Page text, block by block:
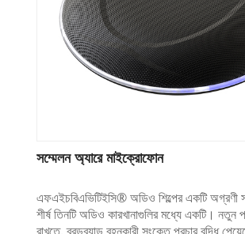
সম্মেলন অ্যারে মাইক্রোফোন
এফএইচবিএভিটিইসি® অডিও শিল্পের একটি অগ্রণী
শীর্ষ তিনটি অডিও কারখানাগুলির মধ্যে একটি। নতুন
রাখতে, ব্রডব্যান্ড বহনকারী সংকেত প্রচার বৃদ্ধি